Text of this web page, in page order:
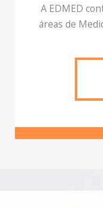
A EDMED
áreas de